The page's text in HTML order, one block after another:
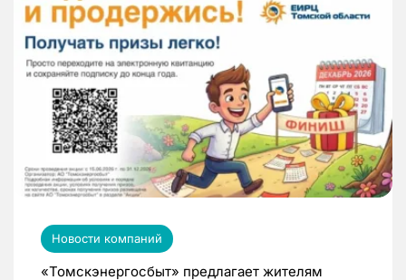
Новости компаний
«Томскэнергосбыт» предлагает жителям